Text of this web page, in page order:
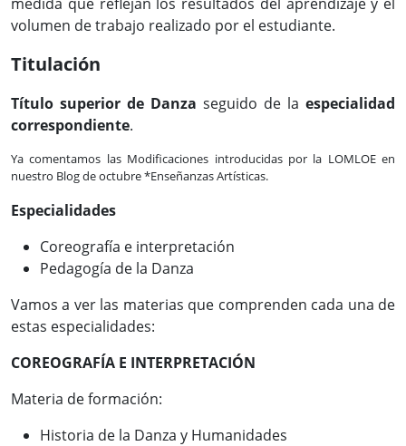
volumen de trabajo realizado por el estudiante.
Titulación
Título superior de Danza seguido de la especialidad
correspondiente.
Ya comentamos las Modificaciones introducidas por la LOMLOE en
nuestro Blog de octubre *Enseñanzas Artísticas.
Especialidades
Coreografía e interpretación
Pedagogía de la Danza
Vamos a ver las materias que comprenden cada una de
estas especialidades:
COREOGRAFÍA E INTERPRETACIÓN
Materia de formación:
Historia de la Danza y Humanidades